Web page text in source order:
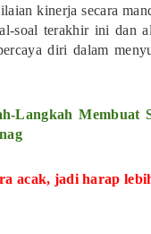
kinerja secara
soal terakhir ini dan
diri dalam
Membuat
acak, jadi harap